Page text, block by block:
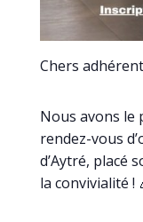
Chers
Nous avons le
rendez-vous
d’Aytré, placé
la convivialité !